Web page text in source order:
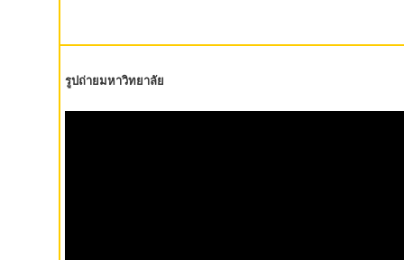
รูปถ่ายมหาวิทยาลัย